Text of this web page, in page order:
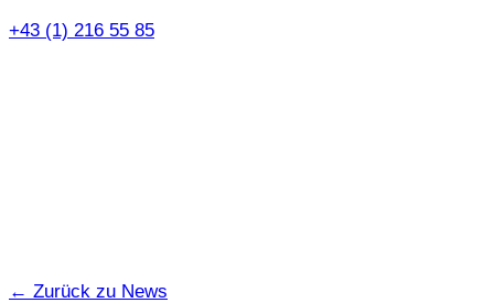
+43 (1) 216 55 85
← Zurück zu News